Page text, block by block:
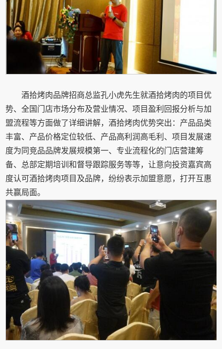
酒拾烤肉品牌招商总监孔小虎先生就酒拾烤肉的项目优
势、全国门店市场分布及营业情况、项目盈利回报分析与加
盟流程等方面做了详细讲解，酒拾烤肉优势突出：产品品类
丰富、产品价格定位较低、产品高利润高毛利、项目发展速
度为同竞品品牌发展规模第一、专业流程化的门店营建筹
备、总部定期培训和督导跟踪服务等等，让意向投资嘉宾高
度认可酒拾烤肉项目及品牌，纷纷表示加盟意愿，打开互惠
共赢局面。